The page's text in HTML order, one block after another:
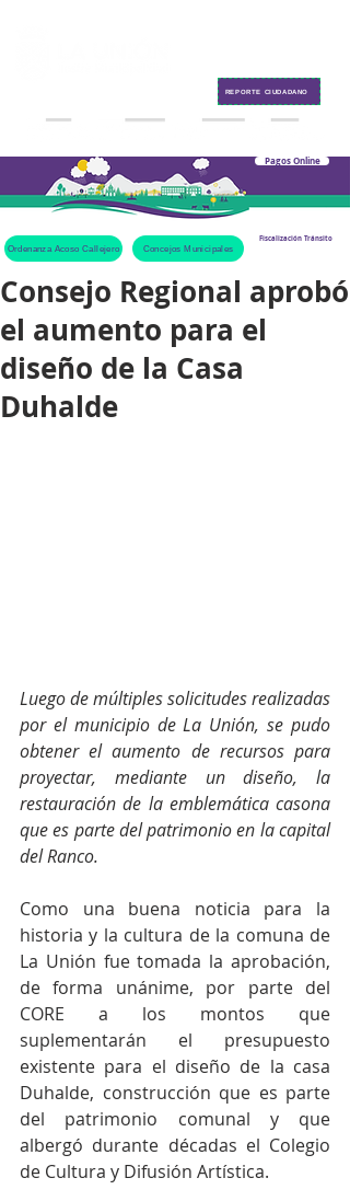
Pagos Online
Ordenanza Acoso Callejero Concejos Municipales
Fiscalización Tránsito
REPORTE CIUDADANO
Consejo Regional aprobó
el aumento para el
diseño de la Casa
Duhalde
Luego de múltiples solicitudes realizadas
por el municipio de La Unión, se pudo
obtener el aumento de recursos para
proyectar, mediante un diseño, la
restauración de la emblemática casona
que es parte del patrimonio en la capital
del Ranco.
Como una buena noticia para la
historia y la cultura de la comuna de
La Unión fue tomada la aprobación,
de forma unánime, por parte del
CORE a los montos que
suplementarán el presupuesto
existente para el diseño de la casa
Duhalde, construcción que es parte
del patrimonio comunal y que
albergó durante décadas el Colegio
de Cultura y Difusión Artística.